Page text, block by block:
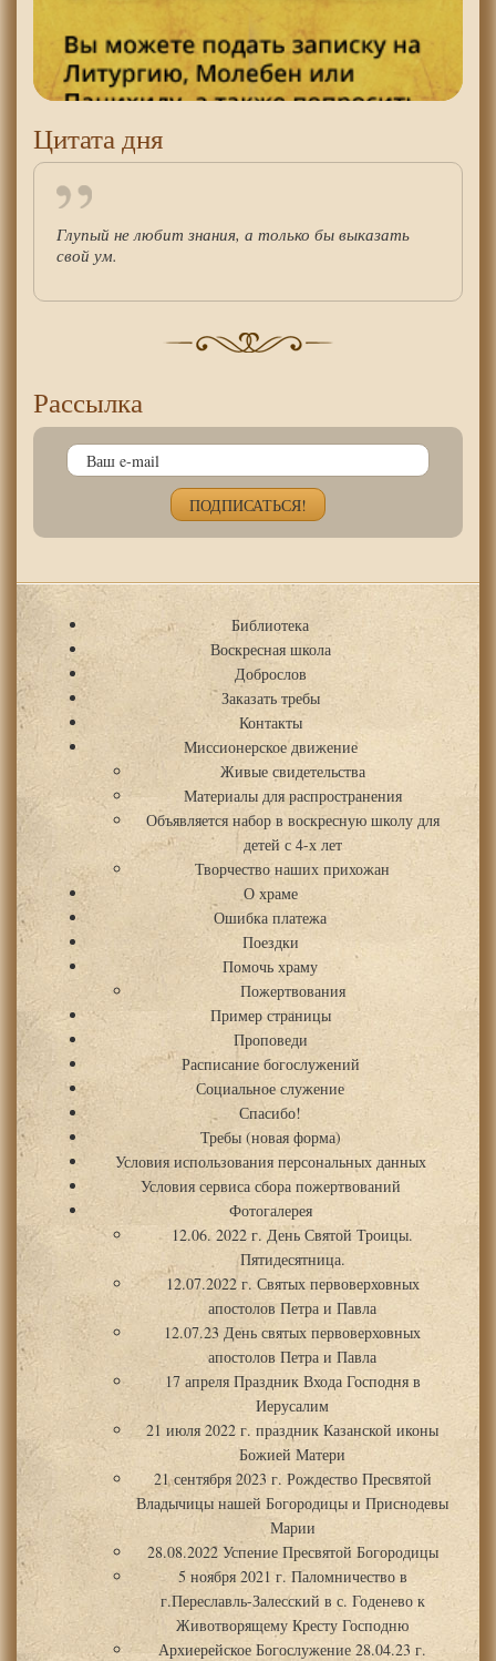
Цитата дня
Глупый не любит знания, а только бы выказать
свой ум.
Рассылка
Библиотека
Воскресная школа
Доброслов
Заказать требы
Контакты
Миссионерское движение
Живые свидетельства
Материалы для распространения
Объявляется набор в воскресную школу для
детей с 4-х лет
Творчество наших прихожан
О храме
Ошибка платежа
Поездки
Помочь храму
Пожертвования
Пример страницы
Проповеди
Расписание богослужений
Социальное служение
Спасибо!
Требы (новая форма)
Условия использования персональных данных
Условия сервиса сбора пожертвований
Фотогалерея
12.06. 2022 г. День Святой Троицы.
Пятидесятница.
12.07.2022 г. Святых первоверховных
апостолов Петра и Павла
12.07.23 День святых первоверховных
апостолов Петра и Павла
17 апреля Праздник Входа Господня в
Иерусалим
21 июля 2022 г. праздник Казанской иконы
Божией Матери
21 сентября 2023 г. Рождество Пресвятой
Владычицы нашей Богородицы и Приснодевы
Марии
28.08.2022 Успение Пресвятой Богородицы
5 ноября 2021 г. Паломничество в
г.Переславль-Залесский в с. Годенево к
Животворящему Кресту Господню
Архиерейское Богослужение 28.04.23 г.